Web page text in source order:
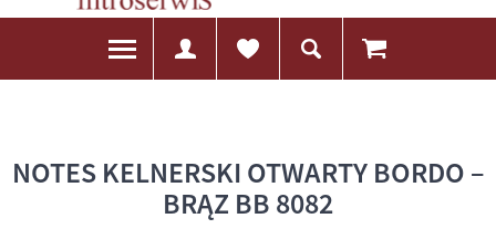
NOTES KELNERSKI OTWARTY BORDO –
BRĄZ BB 8082